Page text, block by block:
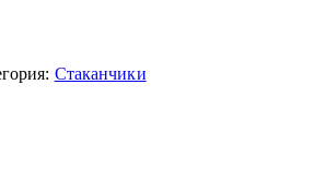
Стаканчики